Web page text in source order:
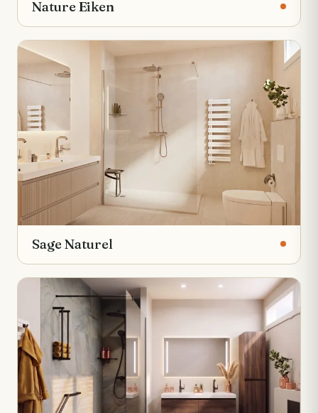
Nature Eiken
Sage Naturel